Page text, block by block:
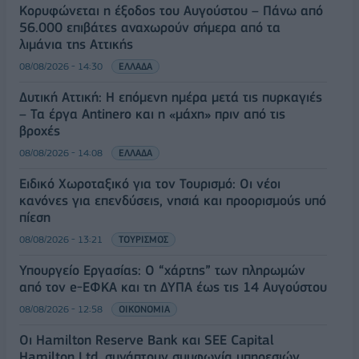
Κορυφώνεται η έξοδος του Αυγούστου – Πάνω από
56.000 επιβάτες αναχωρούν σήμερα από τα
λιμάνια της Αττικής
08/08/2026 - 14:30 ΕΛΛΑΔΑ
Δυτική Αττική: Η επόμενη ημέρα μετά τις πυρκαγιές
– Τα έργα Antinero και η «μάχη» πριν από τις
βροχές
08/08/2026 - 14:08 ΕΛΛΑΔΑ
Ειδικό Χωροταξικό για τον Τουρισμό: Οι νέοι
κανόνες για επενδύσεις, νησιά και προορισμούς υπό
πίεση
08/08/2026 - 13:21 ΤΟΥΡΙΣΜΟΣ
Υπουργείο Εργασίας: Ο “χάρτης” των πληρωμών
από τον e-ΕΦΚΑ και τη ΔΥΠΑ έως τις 14 Αυγούστου
08/08/2026 - 12:58 ΟΙΚΟΝΟΜΙΑ
Οι Hamilton Reserve Bank και SEE Capital